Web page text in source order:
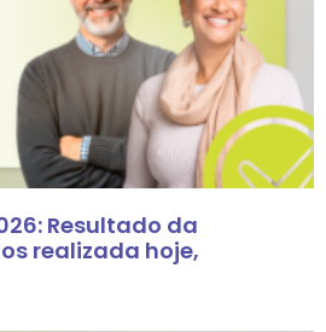
Resultado da
realizada hoje,